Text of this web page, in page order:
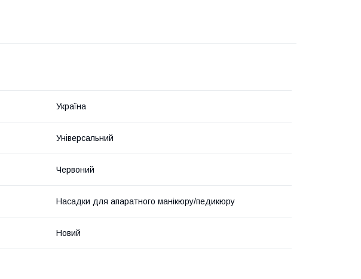
Україна
Універсальний
Червоний
Насадки для апаратного манікюру/педикюру
Новий